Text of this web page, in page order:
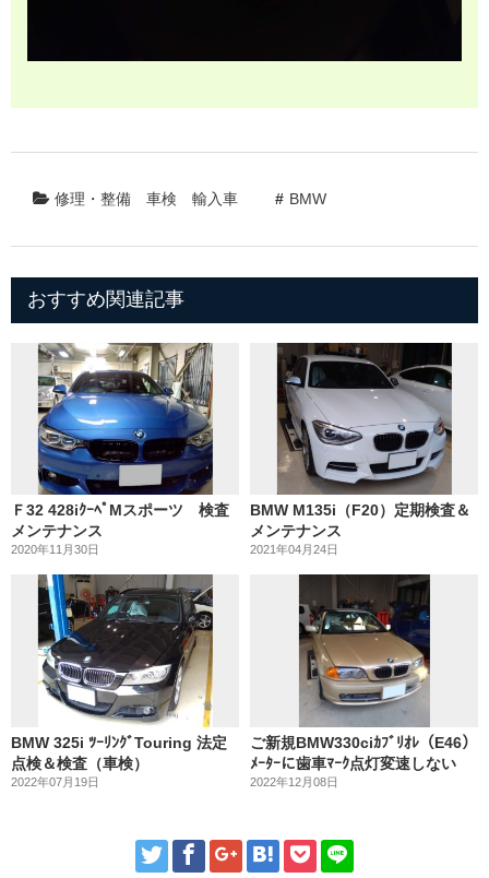
修理・整備 車検 輸入車 BMW
おすすめ関連記事
Ｆ32 428iｸｰﾍﾟMスポーツ 検査
メンテナンス
2020年11月30日
BMW M135i（F20）定期検査＆
メンテナンス
2021年04月24日
BMW 325i ﾂｰﾘﾝｸﾞTouring 法定
点検＆検査（車検）
2022年07月19日
ご新規BMW330ciｶﾌﾞﾘｵﾚ（E46）
ﾒｰﾀｰに歯車ﾏｰｸ点灯変速しない
2022年12月08日